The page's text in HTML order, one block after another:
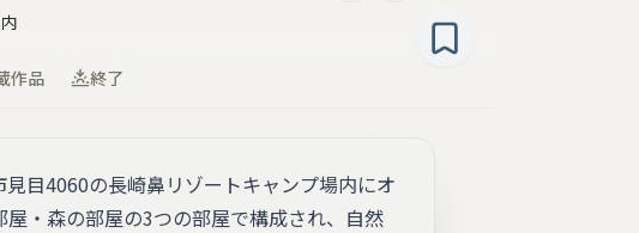
作品 終了
目4060の長崎鼻リゾートキャンプ場内にオ
・森の部屋の3つの部屋で構成され、自然